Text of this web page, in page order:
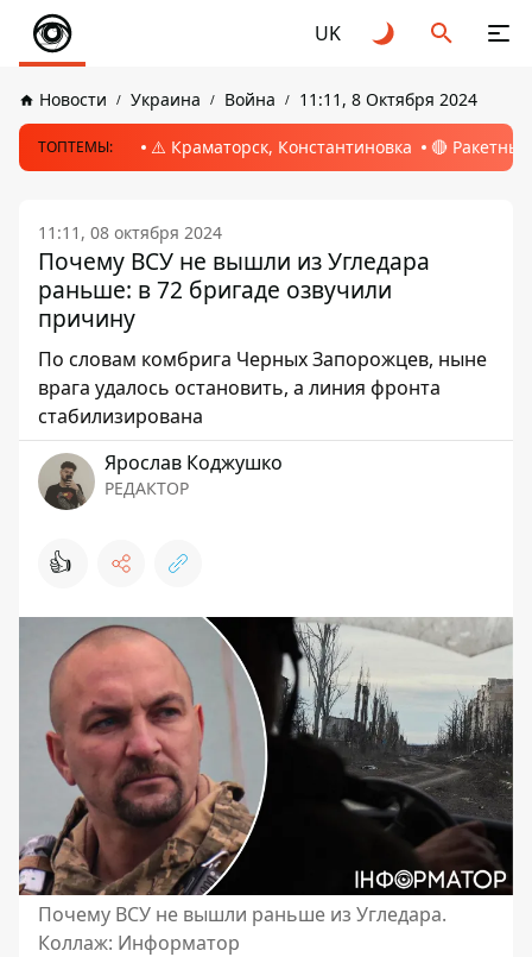
UK
Новости Украина Война 11:11, 8 Октября 2024
ТОПТЕМЫ: ⚠️ Краматорск, Константиновка 🔴
11:11, 08 октября 2024
Почему ВСУ не вышли из Угледара
раньше: в 72 бригаде озвучили
причину
По словам комбрига Черных Запорожцев, ныне
врага удалось остановить, а линия фронта
стабилизирована
Ярослав Коджушко
РЕДАКТОР
👍
Почему ВСУ не вышли раньше из Угледара.
Коллаж: Информатор